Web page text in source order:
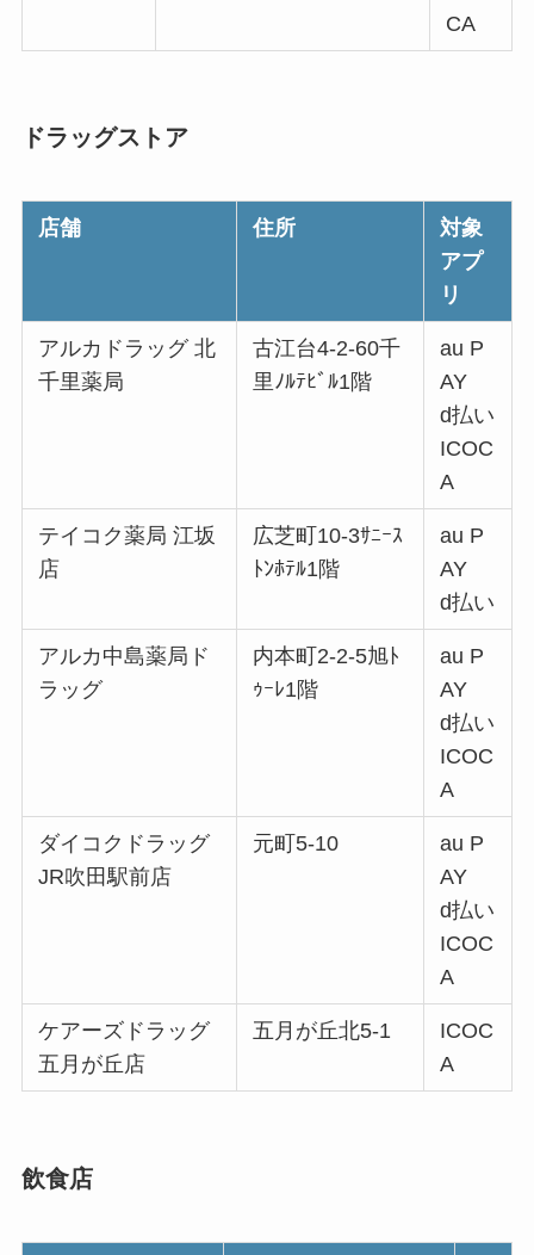
CA
ドラッグストア
店舗 住所
対象
アプ
リ
アルカドラッグ 北
千里薬局
古江台4-2-60千
里ﾉﾙﾃﾋﾞﾙ1階
au P
AY
d払い
ICOC
A
テイコク薬局 江坂
店
広芝町10-3ｻﾆｰｽ
ﾄﾝﾎﾃﾙ1階
au P
AY
d払い
アルカ中島薬局ド
ラッグ
内本町2-2-5旭ﾄ
ｩｰﾚ1階
au P
AY
d払い
ICOC
A
ダイコクドラッグ
JR吹田駅前店
元町5-10
au P
AY
d払い
ICOC
A
ケアーズドラッグ
五月が丘店
五月が丘北5-1
ICOC
A
飲食店